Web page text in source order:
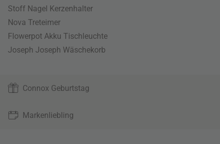
Stoff Nagel Kerzenhalter
Nova Treteimer
Flowerpot Akku Tischleuchte
Joseph Joseph Wäschekorb
Connox Geburtstag
Markenliebling